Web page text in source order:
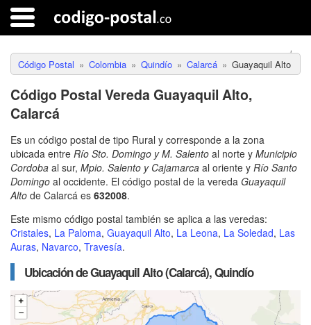
Código Postal Colombia Quindío Calarcá Guayaquil Alto
Código Postal Vereda Guayaquil Alto,
Calarcá
Es un código postal de tipo Rural y corresponde a la zona
ubicada entre Río Sto. Domingo y M. Salento al norte y Municipio
Cordoba al sur, Mpio. Salento y Cajamarca al oriente y Río Santo
Domingo al occidente. El código postal de la vereda Guayaquil
Alto de Calarcá es 632008.
Este mismo código postal también se aplica a las veredas:
Cristales, La Paloma, Guayaquil Alto, La Leona, La Soledad, Las
Auras, Navarco, Travesía.
Ubicación de Guayaquil Alto (Calarcá), Quindío